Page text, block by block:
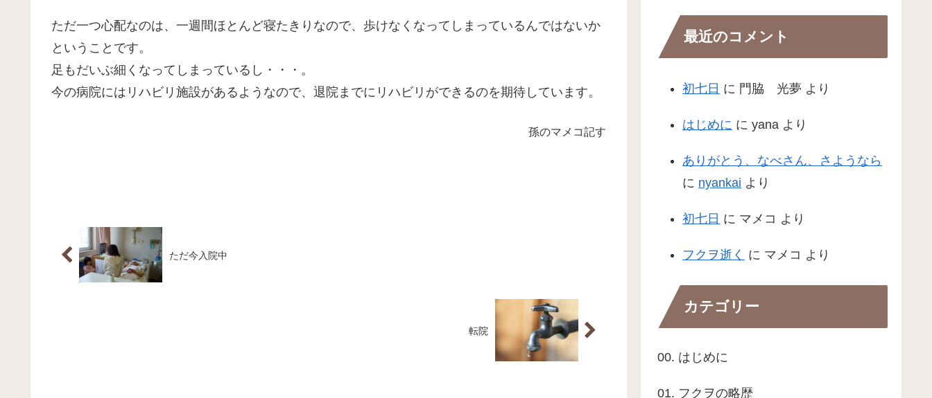
ただ一つ心配なのは、一週間ほとんど寝たきりなので、歩けなくなってしまっているんではないか
ということです。
足もだいぶ細くなってしまっているし・・・。
今の病院にはリハビリ施設があるようなので、退院までにリハビリができるのを期待しています。
孫のマメコ記す
ただ今入院中
転院
最近のコメント
初七日 に 門脇 光夢 より
はじめに に yana より
ありがとう、なべさん、さようなら
に nyankai より
初七日 に マメコ より
フクヲ逝く に マメコ より
カテゴリー
00. はじめに
01. フクヲの略歴